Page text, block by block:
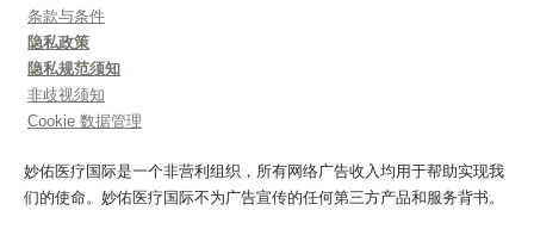
条款与条件
隐私政策
隐私规范须知
非歧视须知
Cookie 数据管理
妙佑医疗国际是一个非营利组织，所有网络广告收入均用于帮助实现我
们的使命。妙佑医疗国际不为广告宣传的任何第三方产品和服务背书。